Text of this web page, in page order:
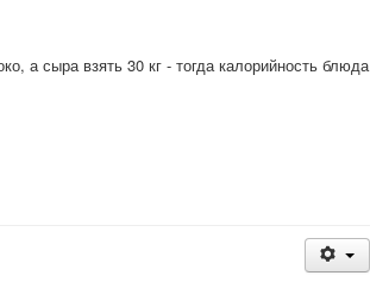
а сыра взять 30 кг - тогда калорийность блюда